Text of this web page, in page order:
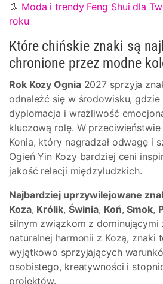
👢 Moda i trendy Feng Shui dla
roku
Które chińskie znaki są
chronione przez modne
Rok Kozy Ognia2027 sprzyja
odnaleźć się w środowisku,
dyplomacja i wrażliwość
kluczową rolę. W przeciwieństwie
Konia, który nagradzał odwagę i
Ogień Yin Kozy bardziej ceni
jakość relacji międzyludzkich.
Najbardziej uprzywilejowane
Koza, Królik, Świnia, Koń,Smok,
silnym związkom z dominującymi
naturalnej harmonii z Kozą, znaki
wyjątkowo sprzyjających
osobistego, kreatywności i
projektów.